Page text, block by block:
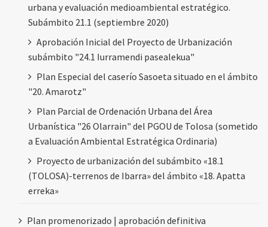
urbana y evaluación medioambiental estratégico.
Subámbito 21.1 (septiembre 2020)
Aprobación Inicial del Proyecto de Urbanización
subámbito "24.1 Iurramendi pasealekua"
Plan Especial del caserío Sasoeta situado en el ámbito
"20. Amarotz"
Plan Parcial de Ordenación Urbana del Área
Urbanística "26 Olarrain" del PGOU de Tolosa (sometido
a Evaluación Ambiental Estratégica Ordinaria)
Proyecto de urbanización del subámbito «18.1
(TOLOSA)-terrenos de Ibarra» del ámbito «18. Apatta
erreka»
Plan promenorizado | aprobación definitiva